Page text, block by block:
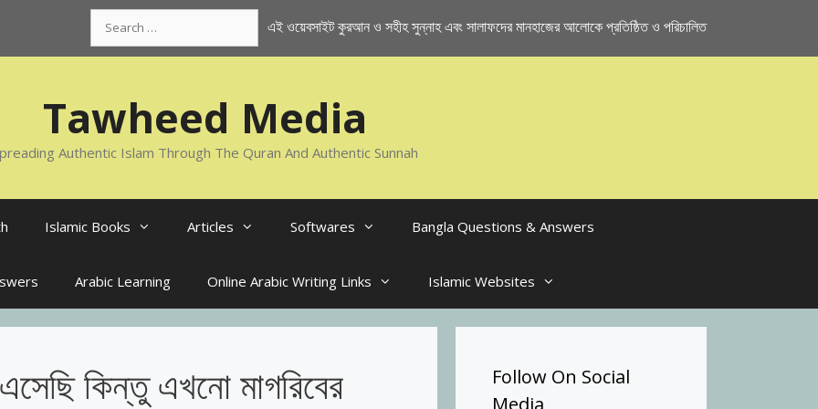
for:
এই ওয়েবসাইট কুরআন ও সহীহ সুন্নাহ এবং সালাফদের মানহাজের আলোকে প্রতিষ্ঠিত ও পরিচালিত
Tawheed Media
Authentic Islam Through The Quran And Authentic Sunnah
Islamic Books Articles Softwares Bangla Questions & Answers
Arabic Learning Online Arabic Writing Links Islamic Websites
কিন্তু এখনো মাগরিবের
Follow On Social
Media